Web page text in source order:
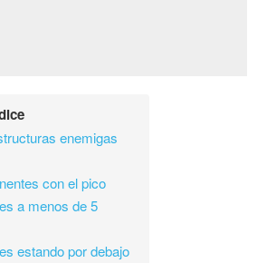
enemigas
con el pico
a menos de 5
estando por debajo